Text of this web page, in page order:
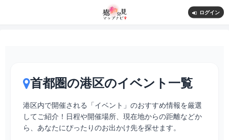
ログイン
首都圏の港区のイベント一覧
港区内で開催される「イベント」のおすすめ情報を厳選
してご紹介！日程や開催場所、現在地からの距離などか
ら、あなたにぴったりのお出かけ先を探せます。